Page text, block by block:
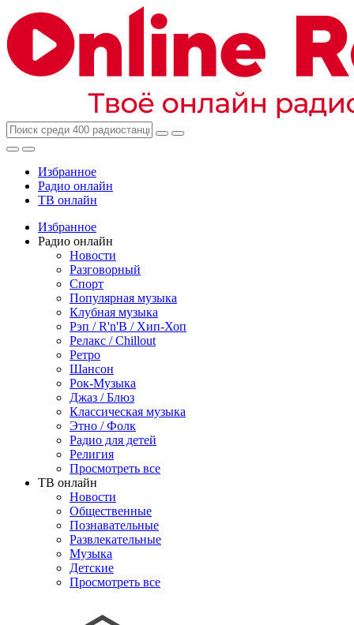
Избранное
Радио онлайн
ТВ онлайн
Избранное
Радио онлайн
Новости
Разговорный
Спорт
Популярная музыка
Клубная музыка
Рэп / R'n'B / Хип-Хоп
Релакс / Chillout
Ретро
Шансон
Рок-Музыка
Джаз / Блюз
Классическая музыка
Этно / Фолк
Радио для детей
Религия
Просмотреть все
ТВ онлайн
Новости
Общественные
Познавательные
Развлекательные
Музыка
Детские
Просмотреть все